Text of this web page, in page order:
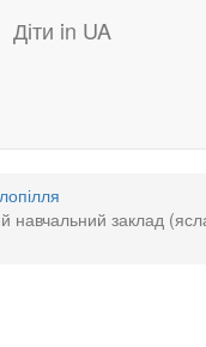
Діти in UA
навчальний заклад